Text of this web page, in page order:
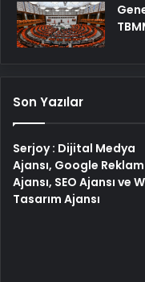
Son Yazılar
Serjoy : Dijital Medya
Ajansı, Google Reklam
Ajansı, SEO Ajansı ve
Tasarım Ajansı